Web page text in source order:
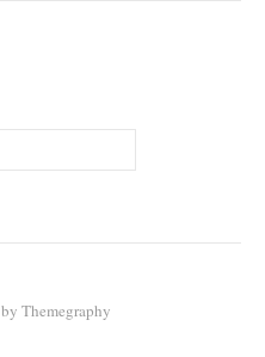
by Themegraphy